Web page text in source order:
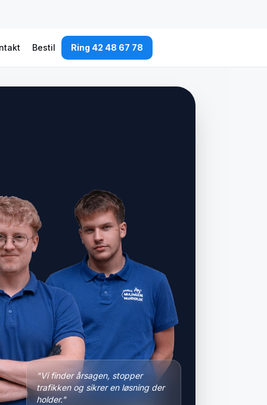
Bestil Ring 42 48 67 78
"Vi finder årsagen, stopper
trafikken og sikrer en løsning der
holder."